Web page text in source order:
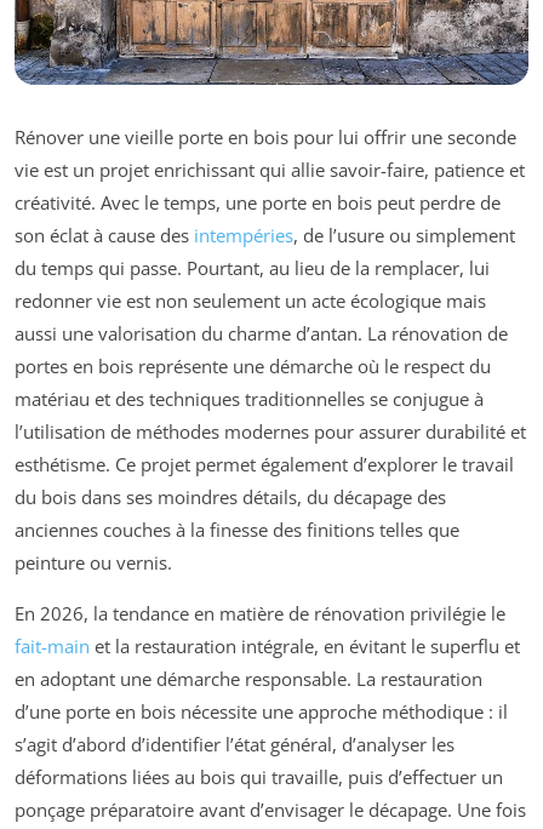
Rénover une vieille porte en bois pour lui offrir une seconde
vie est un projet enrichissant qui allie savoir-faire, patience et
créativité. Avec le temps, une porte en bois peut perdre de
son éclat à cause des intempéries, de l’usure ou simplement
du temps qui passe. Pourtant, au lieu de la remplacer, lui
redonner vie est non seulement un acte écologique mais
aussi une valorisation du charme d’antan. La rénovation de
portes en bois représente une démarche où le respect du
matériau et des techniques traditionnelles se conjugue à
l’utilisation de méthodes modernes pour assurer durabilité et
esthétisme. Ce projet permet également d’explorer le travail
du bois dans ses moindres détails, du décapage des
anciennes couches à la finesse des finitions telles que
peinture ou vernis.
En 2026, la tendance en matière de rénovation privilégie le
fait-main et la restauration intégrale, en évitant le superflu et
en adoptant une démarche responsable. La restauration
d’une porte en bois nécessite une approche méthodique : il
s’agit d’abord d’identifier l’état général, d’analyser les
déformations liées au bois qui travaille, puis d’effectuer un
ponçage préparatoire avant d’envisager le décapage. Une fois